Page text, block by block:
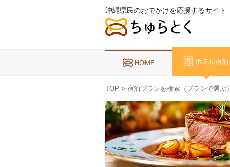
沖縄県民のおでかけを応援するサイト
HOME ホテル宿泊
TOP > 宿泊プランを検索（プランで選ぶ）